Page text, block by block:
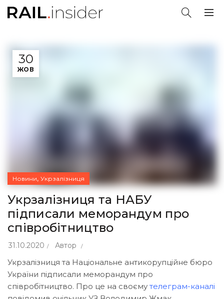
30
ЖОВ
Новини, Укрзалізниця
Укрзалізниця та НАБУ
підписали меморандум про
співробітництво
31.10.2020 Автор
Укрзалізниця та Національне антикорупційне бюро
України підписали меморандум про
співробітництво. Про це на своєму телеграм-каналі